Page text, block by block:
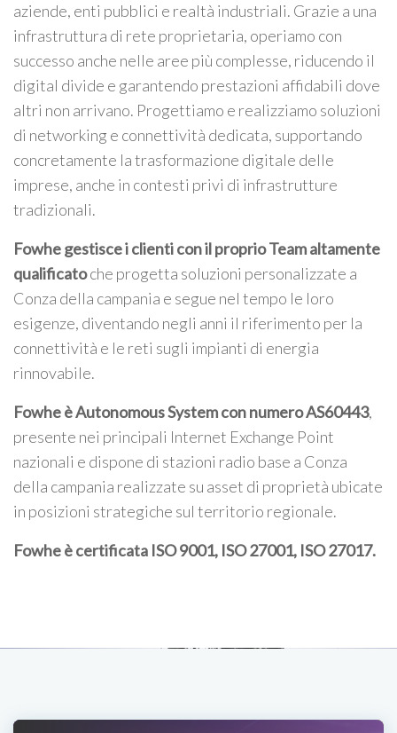
aziende, enti pubblici e realtà industriali. Grazie a una
infrastruttura di rete proprietaria, operiamo con
successo anche nelle aree più complesse, riducendo il
digital divide e garantendo prestazioni affidabili dove
altri non arrivano. Progettiamo e realizziamo soluzioni
di networking e connettività dedicata, supportando
concretamente la trasformazione digitale delle
imprese, anche in contesti privi di infrastrutture
tradizionali.
Fowhe gestisce i clienti con il proprio Team altamente
qualificatoche progetta soluzioni personalizzate a
Conza della campania e segue nel tempo le loro
esigenze, diventando negli anni il riferimento per la
connettività e le reti sugli impianti di energia
rinnovabile.
Fowhe è Autonomous System con numero AS60443,
presente nei principali Internet Exchange Point
nazionali e dispone di stazioni radio base a Conza
della campania realizzate su asset di proprietà ubicate
in posizioni strategiche sul territorio regionale.
Fowhe è certificata ISO 9001, ISO 27001, ISO 27017.